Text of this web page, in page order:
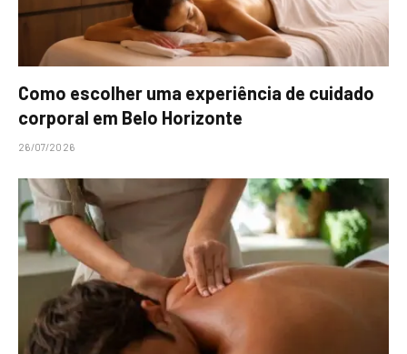
Como escolher uma experiência de cuidado
corporal em Belo Horizonte
26/07/2026